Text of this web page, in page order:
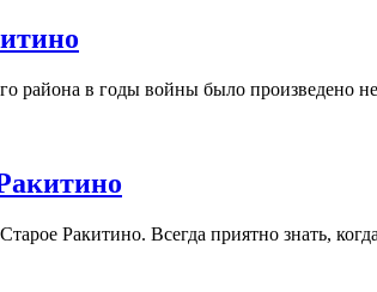
района в годы войны было произведено
Ракитино. Всегда приятно знать,